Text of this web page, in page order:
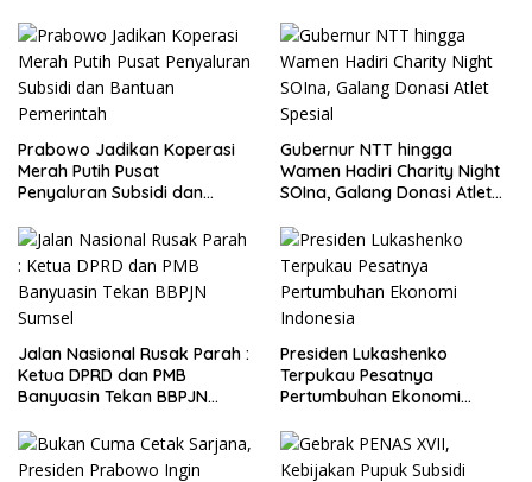
Prabowo Jadikan Koperasi
Merah Putih Pusat
Penyaluran Subsidi dan
Gubernur NTT hingga
Wamen Hadiri Charity Night
SOIna, Galang Donasi Atlet
Jalan Nasional Rusak Parah :
Ketua DPRD dan PMB
Banyuasin Tekan BBPJN
Presiden Lukashenko
Terpukau Pesatnya
Pertumbuhan Ekonomi